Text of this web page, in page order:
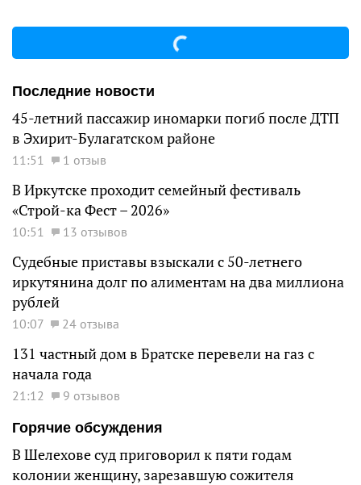
Последние новости
45-летний пассажир иномарки погиб после ДТП
в Эхирит-Булагатском районе
11:51 1 отзыв
В Иркутске проходит семейный фестиваль
«Строй-ка Фест – 2026»
10:51 13 отзывов
Судебные приставы взыскали с 50-летнего
иркутянина долг по алиментам на два миллиона
рублей
10:07 24 отзыва
131 частный дом в Братске перевели на газ с
начала года
21:12
9 отзывов
Горячие обсуждения
В Шелехове суд приговорил к пяти годам
колонии женщину, зарезавшую сожителя